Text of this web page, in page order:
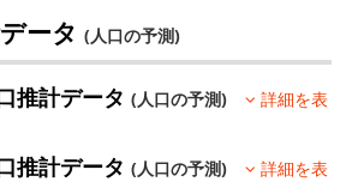
ータ (人口の予測)
推計データ(人口の予測)
詳細を表
推計データ(人口の予測)
詳細を表